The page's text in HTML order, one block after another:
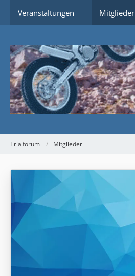
Veranstaltungen Mitglieder
Trialforum Mitglieder